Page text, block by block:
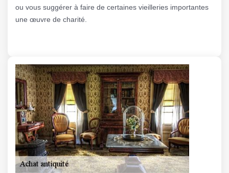
ou vous suggérer à faire de certaines vieilleries importantes
une œuvre de charité.